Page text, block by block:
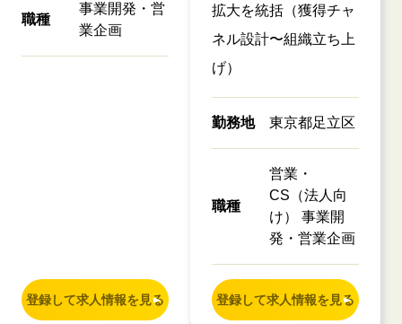
職種
事業開発・営
業企画
登録して求人情報を見る
拡大を統括（獲得チャ
ネル設計〜組織立ち上
げ）
勤務地 東京都足立区
職種
営業・
CS（法人向
け） 事業開
発・営業企画
登録して求人情報を見る